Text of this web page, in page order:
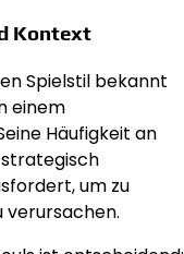
Kontext
Spielstil bekannt
einem
Häufigkeit an
um zu
verursachen.